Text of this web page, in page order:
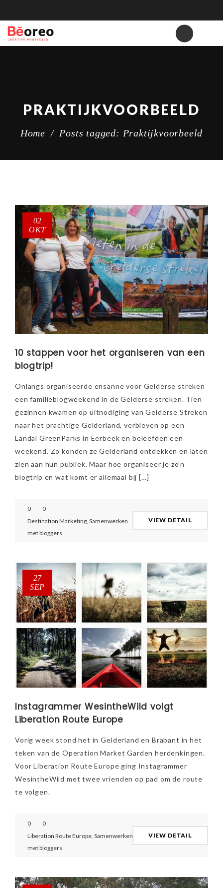
PRAKTIJKVOORBEELD
Home / Posts tagged: Praktijkvoorbeeld
02
OKT
10 stappen voor het organiseren van een
blogtrip!
Onlangs organiseerde ensanne voor Gelderse streken
een familieblogweekend in de Gelderse streken. Tien
gezinnen kwamen op uitnodiging van Gelderse Streken
naar het prachtige Gelderland, verbleven op een
Landal GreenParks in Eerbeek en beleefden een
weekend. Zo konden ze Gelderland ontdekken en laten
zien aan hun publiek. Maar hoe organiseer je zo’n
blogtrip en wat komt er allemaal bij […]
0
0
Destination Marketing Samenwerken
met bloggers
VIEW DETAIL
27
SEP
Instagrammer WesintheWild volgt
Liberation Route Europe
Vorig week stond het in Gelderland en Brabant in het
teken van de Operation Market Garden herdenkingen.
Voor Liberation Route Europe ging Instagrammer
WesintheWild met twee vrienden op pad om de route
te volgen.
0
0
Liberation Route Europe, Samenwerken
met bloggers
VIEW DETAIL